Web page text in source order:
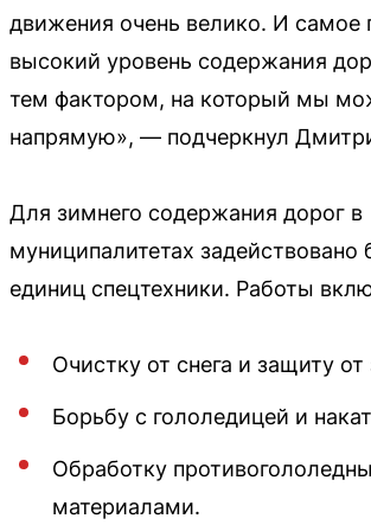
движения очень велико. И самое
высокий уровень содержания
тем фактором, на который мы
напрямую», — подчеркнул
Для зимнего содержания дорог в
муниципалитетах задействовано
единиц спецтехники. Работы
Очистку от снега и защиту от
Борьбу с гололедицей и
Обработку
материалами.